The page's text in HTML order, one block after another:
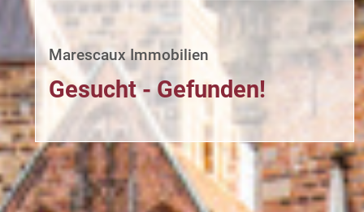
Marescaux Immobilien
Gesucht - Gefunden!